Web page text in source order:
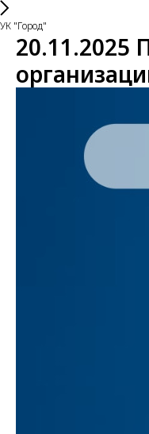
УК "Город"
20.11.2025